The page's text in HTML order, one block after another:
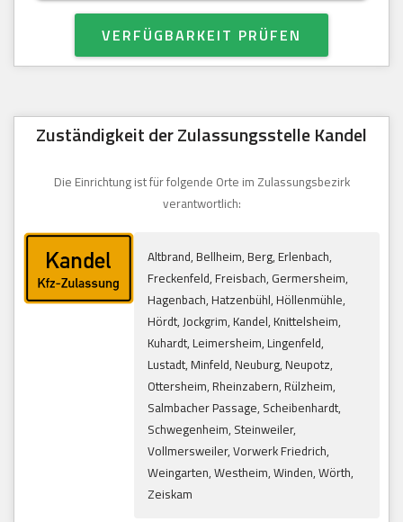
VERFÜGBARKEIT PRÜFEN
Zuständigkeit der Zulassungsstelle Kandel
Die Einrichtung ist für folgende Orte im Zulassungsbezirk
verantwortlich:
Altbrand, Bellheim, Berg, Erlenbach,
Freckenfeld, Freisbach, Germersheim,
Hagenbach, Hatzenbühl, Höllenmühle,
Hördt, Jockgrim, Kandel, Knittelsheim,
Kuhardt, Leimersheim, Lingenfeld,
Lustadt, Minfeld, Neuburg, Neupotz,
Ottersheim, Rheinzabern, Rülzheim,
Salmbacher Passage, Scheibenhardt,
Schwegenheim, Steinweiler,
Vollmersweiler, Vorwerk Friedrich,
Weingarten, Westheim, Winden, Wörth,
Zeiskam